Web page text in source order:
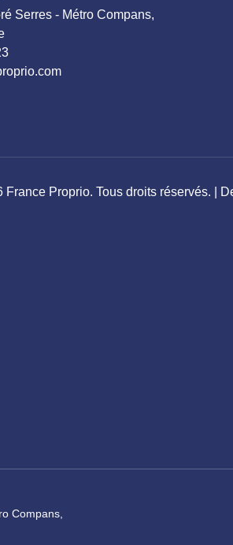
Serres - Métro Compans,
Proprio. Tous droits réservés. |
Compans,